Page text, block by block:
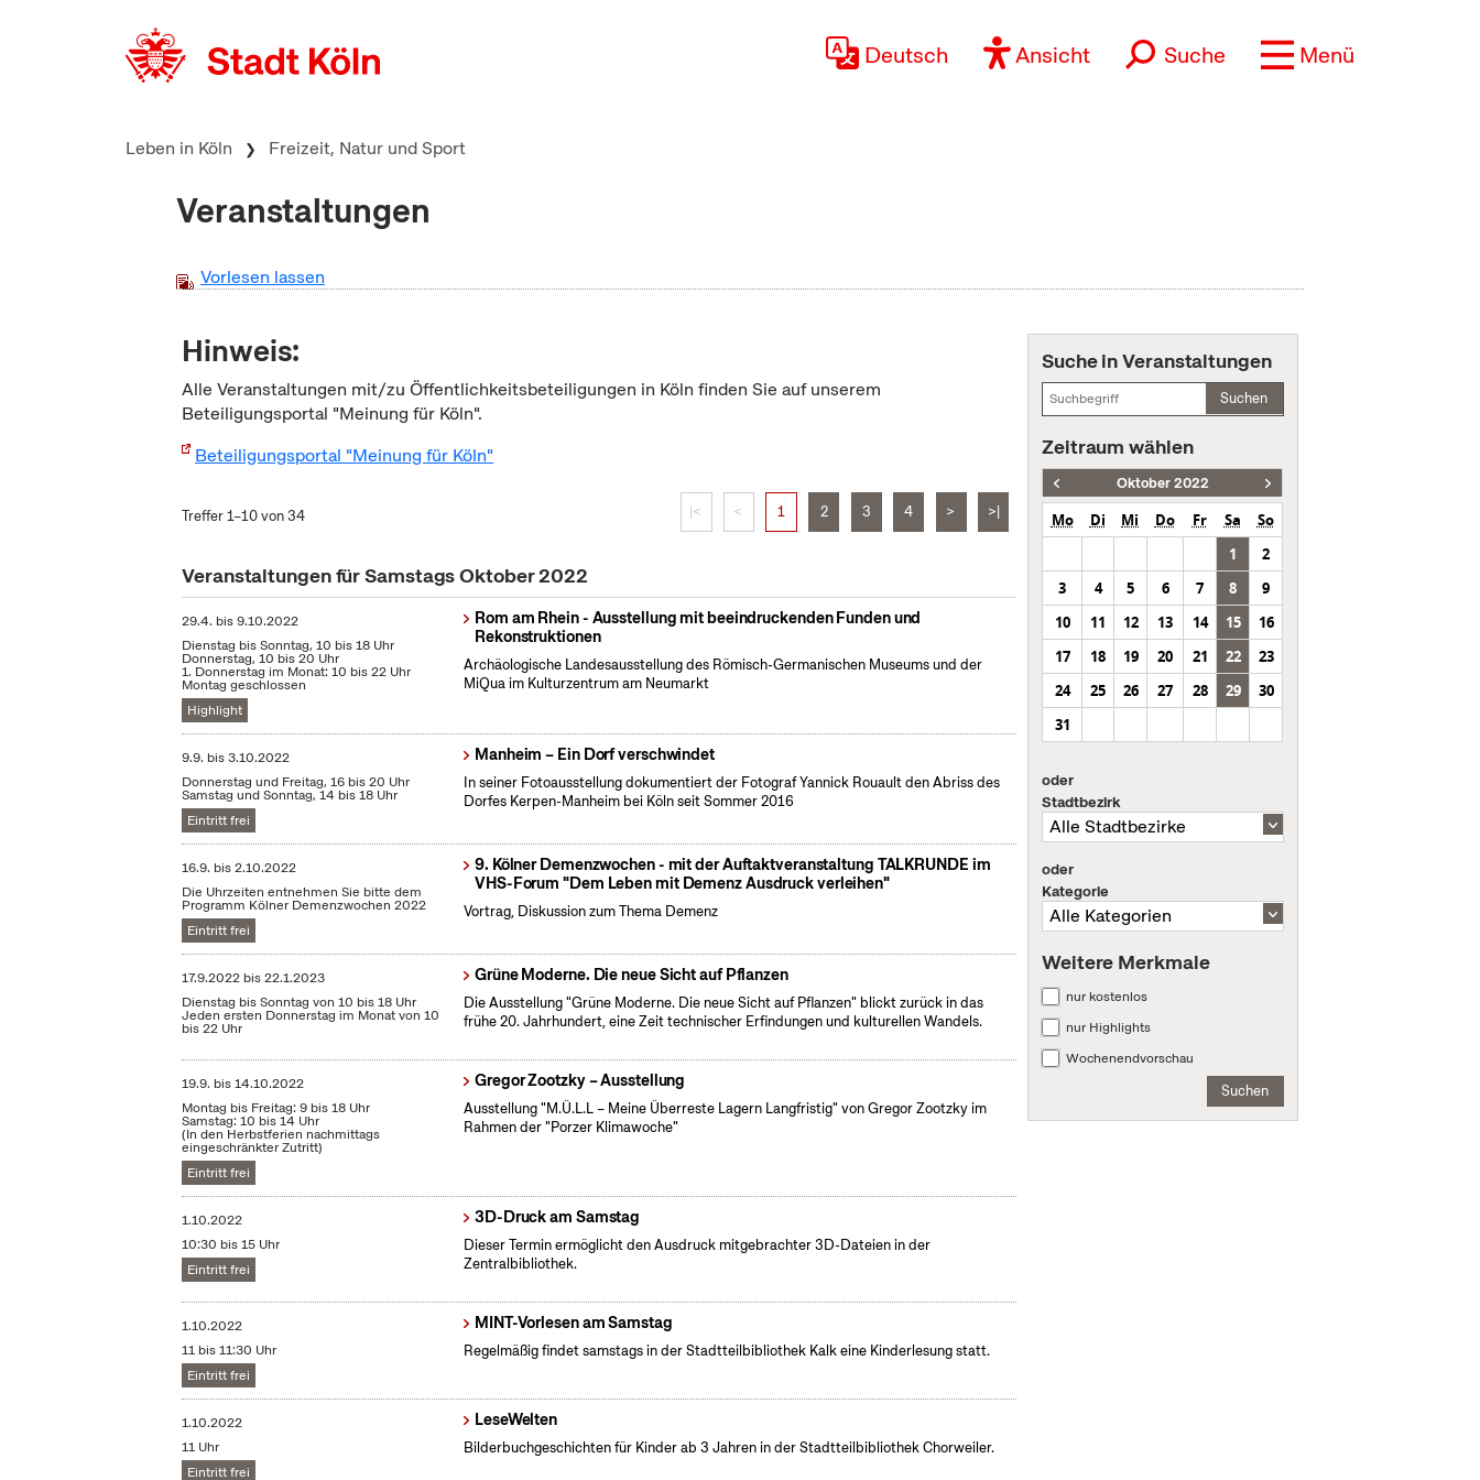
Deutsch Ansicht Suche Menü
Leben in Köln Freizeit, Natur und Sport
Veranstaltungen
Vorlesen lassen
Hinweis:
Alle Veranstaltungen mit/zu Öffentlichkeitsbeteiligungen in Köln finden Sie auf unserem
Beteiligungsportal "Meinung für Köln".
Beteiligungsportal "Meinung für Köln"
Treffer 1–10 von 34 |< < 1 2 3 4 > >|
Veranstaltungen für Samstags Oktober 2022
29.4. bis9.10.2022
Dienstag bis Sonntag, 10 bis 18 Uhr
Donnerstag, 10 bis 20 Uhr
1. Donnerstag im Monat: 10 bis 22 Uhr
Montag geschlossen
Highlight
Rom am Rhein - Ausstellung mit beeindruckenden Funden und
Rekonstruktionen
Archäologische Landesausstellung des Römisch-Germanischen Museums und der
MiQua im Kulturzentrum am Neumarkt
9.9. bis3.10.2022
Donnerstag und Freitag, 16 bis 20 Uhr
Samstag und Sonntag, 14 bis 18 Uhr
Eintritt frei
Manheim – Ein Dorf verschwindet
In seiner Fotoausstellung dokumentiert der Fotograf Yannick Rouault den Abriss des
Dorfes Kerpen-Manheim bei Köln seit Sommer 2016
16.9. bis2.10.2022
Die Uhrzeiten entnehmen Sie bitte dem
Programm Kölner Demenzwochen 2022
Eintritt frei
9. Kölner Demenzwochen - mit der Auftaktveranstaltung TALKRUNDE im
VHS-Forum "Dem Leben mit Demenz Ausdruck verleihen"
Vortrag, Diskussion zum Thema Demenz
17.9.2022 bis22.1.2023
Dienstag bis Sonntag von 10 bis 18 Uhr
Jeden ersten Donnerstag im Monat von 10
bis 22 Uhr
Grüne Moderne. Die neue Sicht auf Pflanzen
Die Ausstellung "Grüne Moderne. Die neue Sicht auf Pflanzen" blickt zurück in das
frühe 20. Jahrhundert, eine Zeit technischer Erfindungen und kulturellen Wandels.
19.9. bis14.10.2022
Montag bis Freitag: 9 bis 18 Uhr
Samstag: 10 bis 14 Uhr
(In den Herbstferien nachmittags
eingeschränkter Zutritt)
Eintritt frei
Gregor Zootzky – Ausstellung
Ausstellung "M.Ü.L.L – Meine Überreste Lagern Langfristig" von Gregor Zootzky im
Rahmen der "Porzer Klimawoche"
1.10.2022
10:30 bis 15 Uhr
Eintritt frei
3D-Druck am Samstag
Dieser Termin ermöglicht den Ausdruck mitgebrachter 3D-Dateien in der
Zentralbibliothek.
1.10.2022
11 bis 11:30 Uhr
Eintritt frei
MINT-Vorlesen am Samstag
Regelmäßig findet samstags in der Stadtteilbibliothek Kalk eine Kinderlesung statt.
1.10.2022
11 Uhr
Eintritt frei
LeseWelten
Bilderbuchgeschichten für Kinder ab 3 Jahren in der Stadtteilbibliothek Chorweiler.
Suche in Veranstaltungen
Suchen
Zeitraum wählen
Oktober 2022
Mo Di Mi Do Fr Sa
So
1
2
3
4 5 6 7 8
9
10
11 12 13 14 15
16
17
18 19 20 21 22
23
24
25 26 27 28 29
30
31
oder
Stadtbezirk
oder
Kategorie
Weitere Merkmale
nur kostenlos
nur Highlights
Wochenendvorschau
Suchen